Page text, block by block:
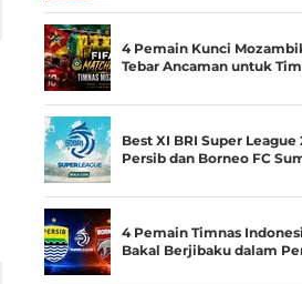
4 Pemain Kunci
Tebar Ancaman untuk
Best XI BRI Super League
Persib dan Borneo FC
4 Pemain Timnas
Bakal Berjibaku dalam